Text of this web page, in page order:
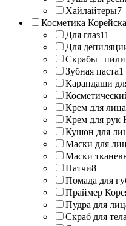
Хайлайтеры7
Косметика
Для глаз11
Для
Скрабы |
Зубная паста1
Карандаши
Крем для
Крем для рук
Кушон для
Маски для
Маски
Патчи8
Помада для
Праймер
Пудра для
Скраб для